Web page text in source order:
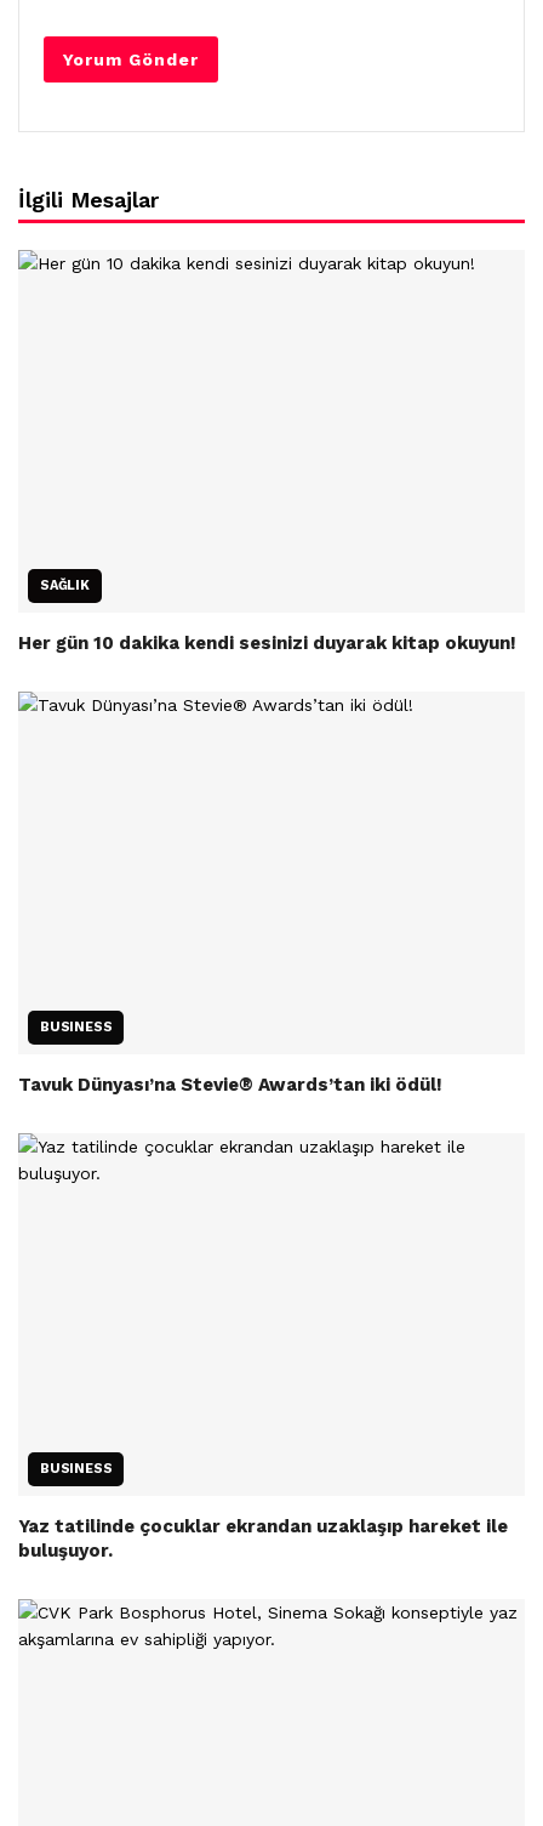
İlgili Mesajlar
SAĞLIK
Her gün 10 dakika kendi sesinizi duyarak kitap okuyun!
BUSINESS
Tavuk Dünyası’na Stevie® Awards’tan iki ödül!
BUSINESS
Yaz tatilinde çocuklar ekrandan uzaklaşıp hareket ile
buluşuyor.